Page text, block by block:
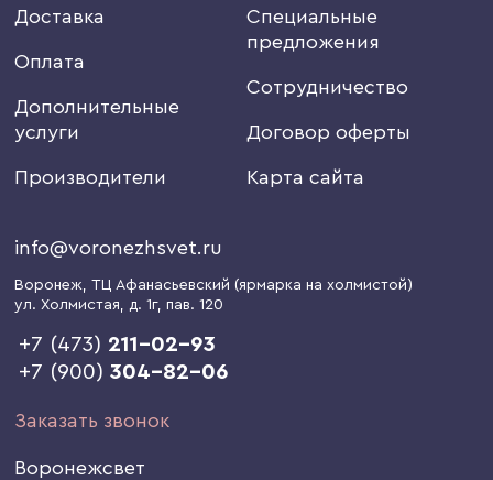
Доставка
Оплата
Дополнительные
услуги
Производители
Специальные
предложения
Сотрудничество
Договор оферты
Карта сайта
info@voronezhsvet.ru
Воронеж, ТЦ Афанасьевский (ярмарка на холмистой)
ул. Холмистая, д. 1г, пав. 120
+7 (473) 211-02-93
+7 (900)304-82-06
Заказать звонок
Воронежсвет